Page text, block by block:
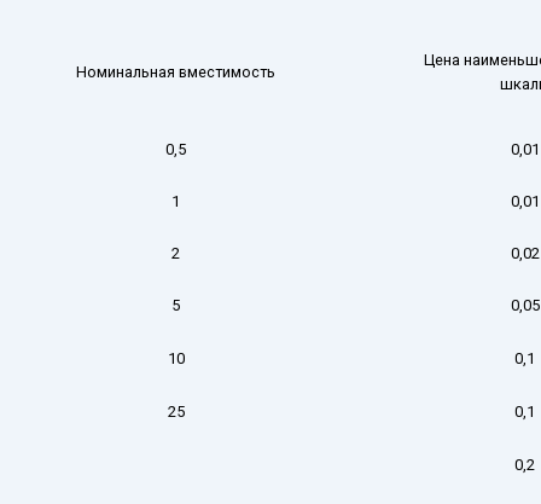
Номинальная вместимость
Цена
0,5 0,01
1 0,01
2 0,02
5 0,05
10 0,1
25 0,1
0,2